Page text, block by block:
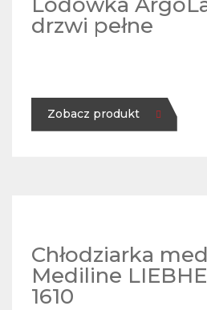
drzwi pełne
Zobacz produkt
Chłodziarka
Mediline
1610